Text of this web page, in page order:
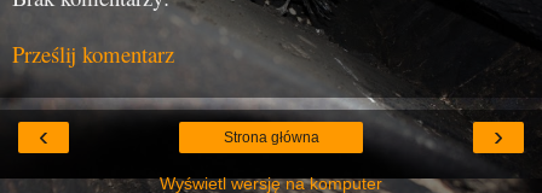
Prześlij komentarz
‹ ›
Strona główna
Wyświetl wersję na komputer